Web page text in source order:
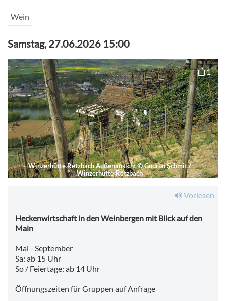
Wein
Samstag, 27.06.2026 15:00
Winzerhütte Retzbach Außenansicht©Gudrun Schmit /
Winzerhütte Retzbach
1
Vorlesen
Heckenwirtschaft in den Weinbergen mit Blick auf den
Main
Mai - September
Sa: ab 15 Uhr
So / Feiertage: ab 14 Uhr
Öffnungszeiten für Gruppen auf Anfrage